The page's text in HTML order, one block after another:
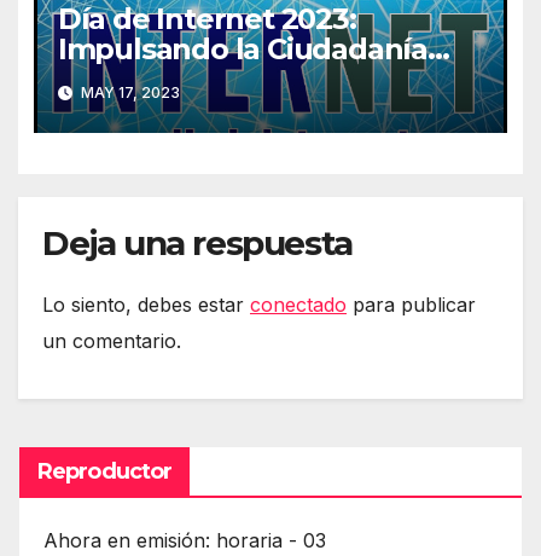
Día de Internet 2023:
Impulsando la Ciudadanía
Digital
MAY 17, 2023
Deja una respuesta
Lo siento, debes estar conectado para publicar
un comentario.
Reproductor
Ahora en emisión: horaria - 03